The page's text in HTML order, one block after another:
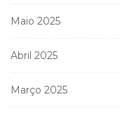
Maio 2025
Abril 2025
Março 2025